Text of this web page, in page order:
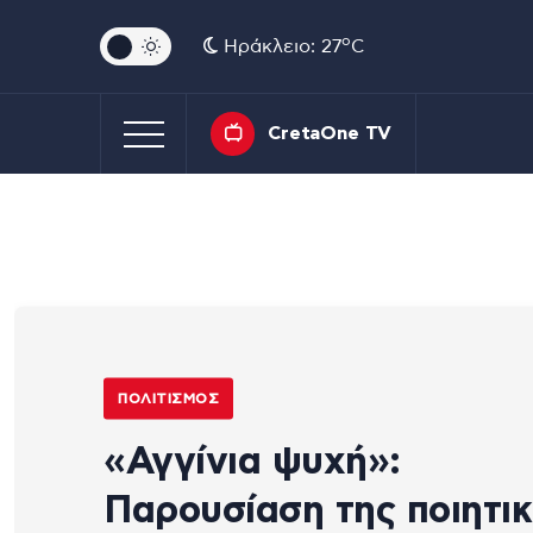
Ηράκλειο: 27oC
CretaOne TV
ΠΟΛΙΤΙΣΜΌΣ
«Αγγίνια ψυχή»:
Παρουσίαση της